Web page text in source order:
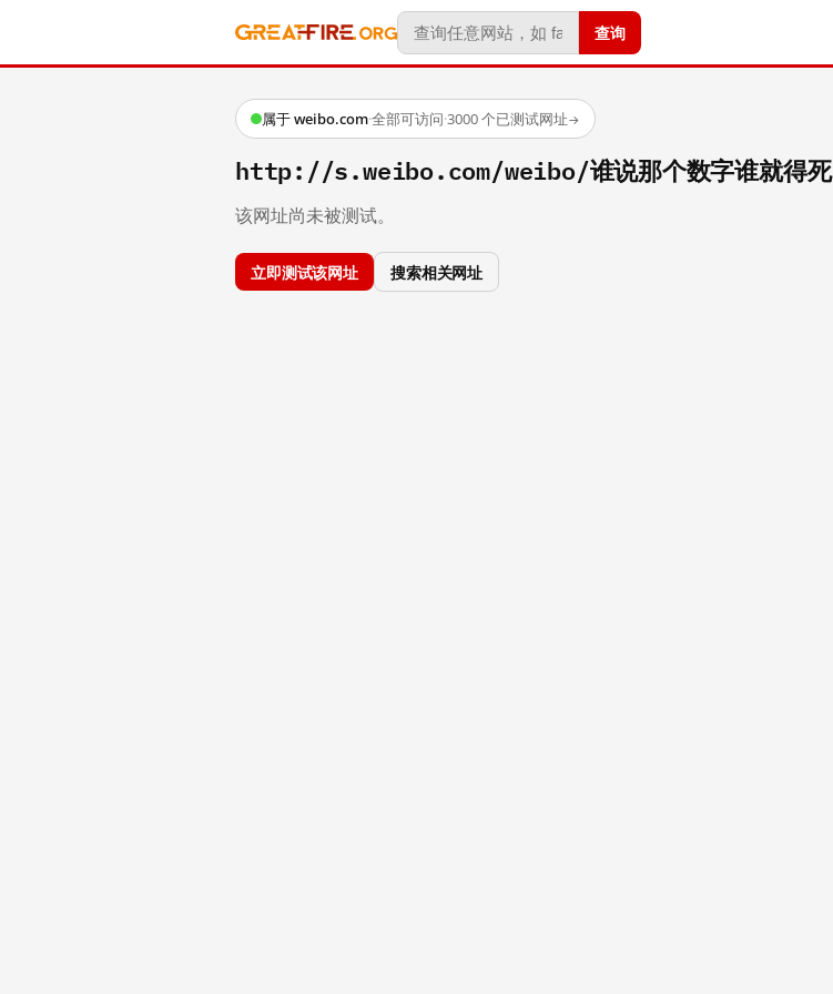
查询
属于 weibo.com·全部可访问·3000 个已测试网址→
http://s.weibo.com/weibo/谁说那个数字谁就得死
该网址尚未被测试。
立即测试该网址 搜索相关网址